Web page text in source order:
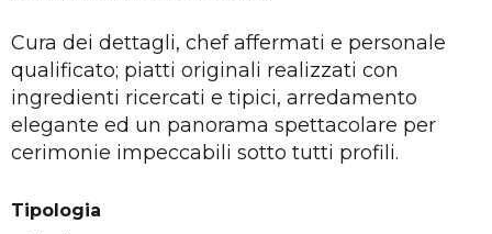
Cura dei dettagli, chef affermati e personale
qualificato; piatti originali realizzati con
ingredienti ricercati e tipici, arredamento
elegante ed un panorama spettacolare per
cerimonie impeccabili sotto tutti profili.
Tipologia